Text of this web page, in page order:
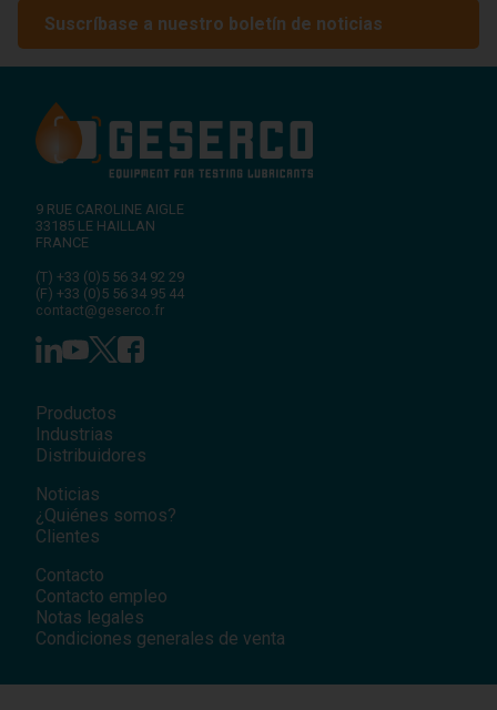
Suscríbase a nuestro boletín de noticias
9 RUE CAROLINE AIGLE
33185 LE HAILLAN
FRANCE
(T) +33 (0)5 56 34 92 29
(F) +33 (0)5 56 34 95 44
contact@geserco.fr
Productos
Industrias
Distribuidores
Noticias
¿Quiénes somos?
Clientes
Contacto
Contacto empleo
Notas legales
Condiciones generales de venta